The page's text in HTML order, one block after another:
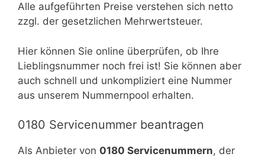
Alle aufgeführten Preise verstehen sich netto
zzgl. der gesetzlichen Mehrwertsteuer.
Hier können Sie online überprüfen, ob Ihre
Lieblingsnummer noch frei ist! Sie können aber
auch schnell und unkompliziert eine Nummer
aus unserem Nummernpool erhalten.
0180 Servicenummer beantragen
Als Anbieter von 0180 Servicenummern, der